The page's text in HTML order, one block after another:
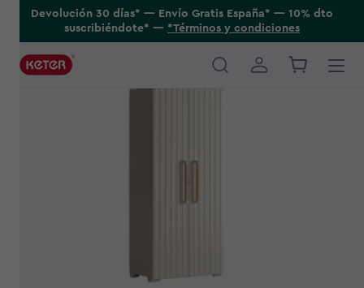
Devolución 30 días* ---- Envío Gratis España* ---- 10% dto
suscribiéndote* ---- *Términos y condiciones
Main